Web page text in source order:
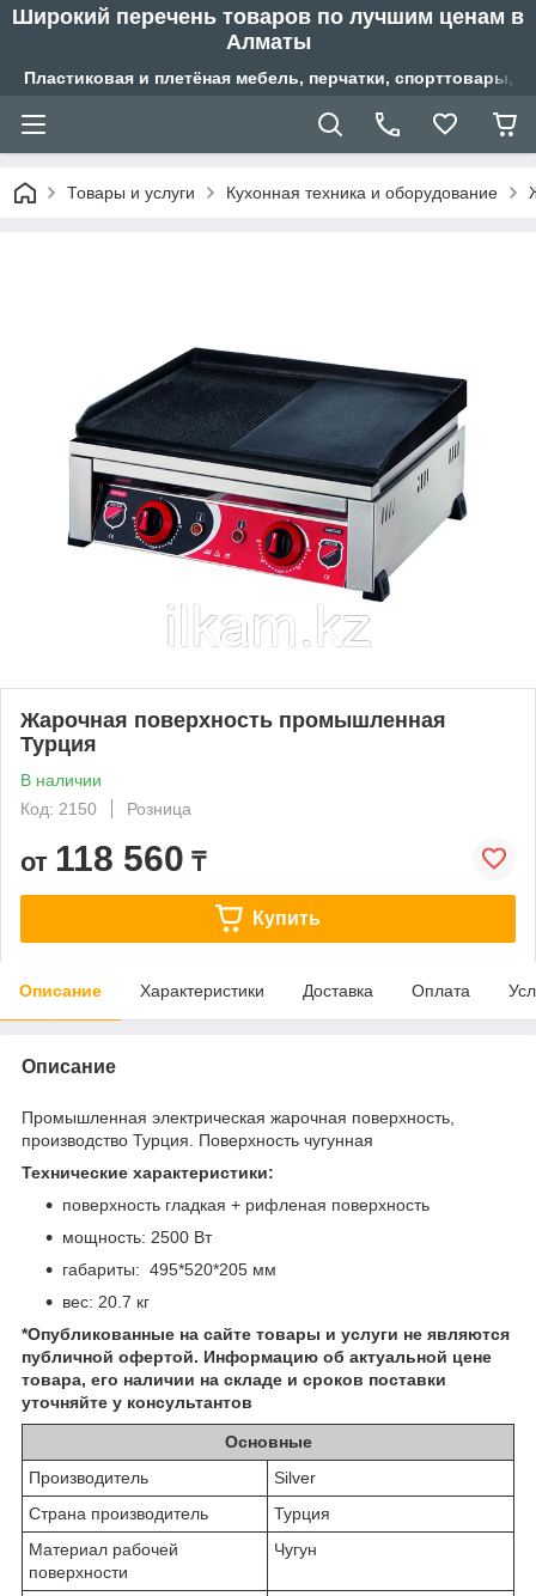
Широкий перечень товаров по лучшим ценам в
Алматы
Пластиковая и плетёная мебель, перчатки,
Товары и услуги Кухонная техника и оборудование
Жарочная поверхность промышленная
Турция
В наличии
Код: 2150
Розница
от 118 560 ₸
Купить
Описание Характеристики Доставка Оплата
Описание
Промышленная электрическая жарочная поверхность,
производство Турция. Поверхность чугунная
Технические характеристики:
поверхность гладкая + рифленая поверхность
мощность: 2500 Вт
габариты: 495*520*205 мм
вес: 20.7 кг
*Опубликованные на сайте товары и услуги не являются
публичной офертой. Информацию об актуальной цене
товара, его наличии на складе и сроков поставки
уточняйте у консультантов
Основные
Производитель
Silver
Страна производитель
Турция
Материал рабочей
поверхности
Чугун